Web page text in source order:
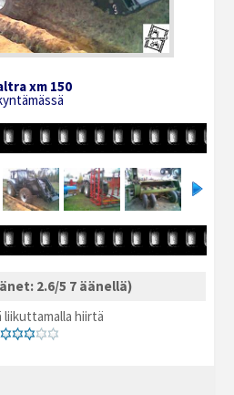
xm 150
2.6/5 7 äänellä)
liikuttamalla hiirtä